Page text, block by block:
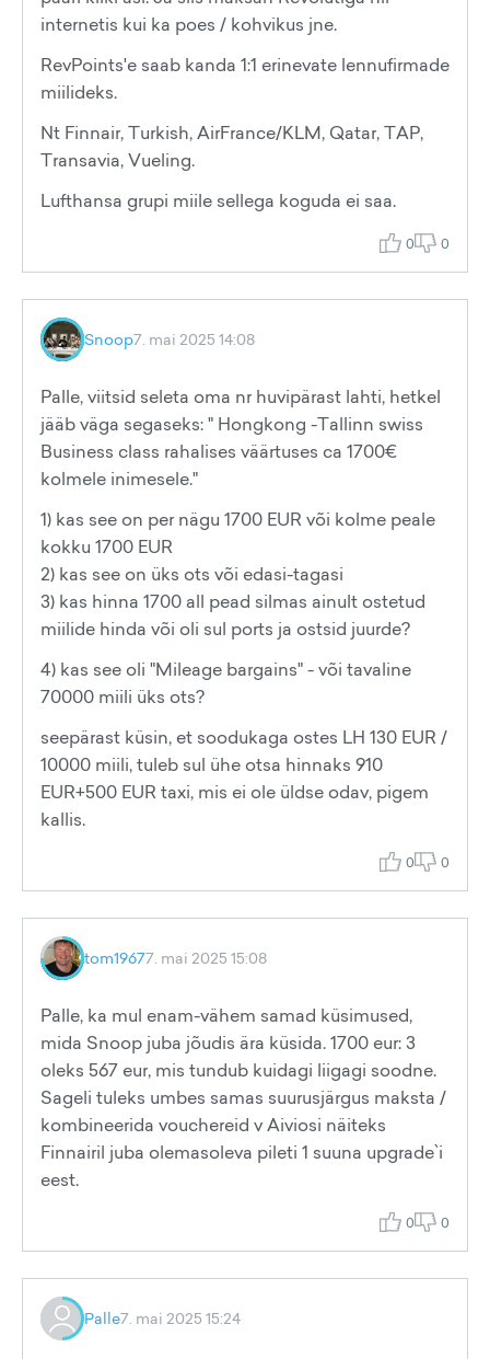
internetis kui ka poes / kohvikus jne.
RevPoints'e saab kanda 1:1 erinevate lennufirmade
miilideks.
Nt Finnair, Turkish, AirFrance/KLM, Qatar, TAP,
Transavia, Vueling.
Lufthansa grupi miile sellega koguda ei saa.
0 0
Snoop7. mai 2025 14:08
Palle, viitsid seleta oma nr huvipärast lahti, hetkel
jääb väga segaseks: " Hongkong -Tallinn swiss
Business class rahalises väärtuses ca 1700€
kolmele inimesele."
1) kas see on per nägu 1700 EUR või kolme peale
kokku 1700 EUR
2) kas see on üks ots või edasi-tagasi
3) kas hinna 1700 all pead silmas ainult ostetud
miilide hinda või oli sul ports ja ostsid juurde?
4) kas see oli "Mileage bargains" - või tavaline
70000 miili üks ots?
seepärast küsin, et soodukaga ostes LH 130 EUR /
10000 miili, tuleb sul ühe otsa hinnaks 910
EUR+500 EUR taxi, mis ei ole üldse odav, pigem
kallis.
0 0
tom19677. mai 2025 15:08
Palle, ka mul enam-vähem samad küsimused,
mida Snoop juba jõudis ära küsida. 1700 eur: 3
oleks 567 eur, mis tundub kuidagi liigagi soodne.
Sageli tuleks umbes samas suurusjärgus maksta /
kombineerida vouchereid v Aiviosi näiteks
Finnairil juba olemasoleva pileti 1 suuna upgrade`i
eest.
0 0
Palle7. mai 2025 15:24